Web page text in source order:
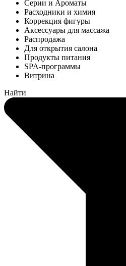
Серии и Ароматы
Расходники и химия
Коррекция фигуры
Аксессуары для массажа
Распродажа
Для открытия салона
Продукты питания
SPA-программы
Витрина
Найти